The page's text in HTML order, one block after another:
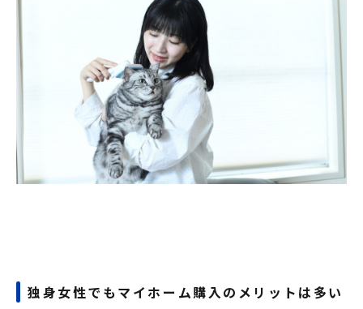
独身女性でもマイホーム購入のメリットは多い